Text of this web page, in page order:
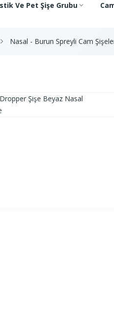
Ve Pet Şişe Grubu
Nasal - Burun Spreyli Cam